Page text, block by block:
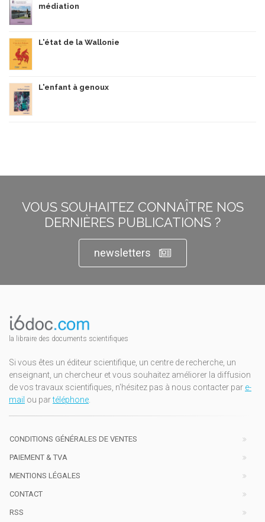
médiation
L'état de la Wallonie
L'enfant à genoux
VOUS SOUHAITEZ CONNAÎTRE NOS
DERNIÈRES PUBLICATIONS ?
newsletters
la libraire des documents scientifiques
Si vous êtes un éditeur scientifique, un centre de recherche, un
enseignant, un chercheur et vous souhaitez améliorer la diffusion
de vos travaux scientifiques, n'hésitez pas à nous contacter par e-
mail ou partéléphone
CONDITIONS GÉNÉRALES DE VENTES
PAIEMENT & TVA
MENTIONS LÉGALES
CONTACT
RSS